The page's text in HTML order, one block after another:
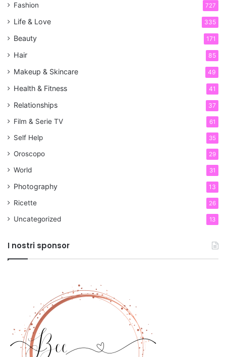
Fashion 727
Life & Love 335
Beauty 171
Hair 85
Makeup & Skincare 49
Health & Fitness 41
Relationships 37
Film & Serie TV 61
Self Help 35
Oroscopo 29
World 31
Photography 13
Ricette 26
Uncategorized 13
I nostri sponsor